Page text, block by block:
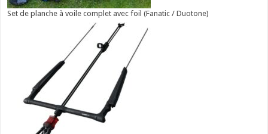
Set de planche à voile complet avec foil (Fanatic / Duotone)